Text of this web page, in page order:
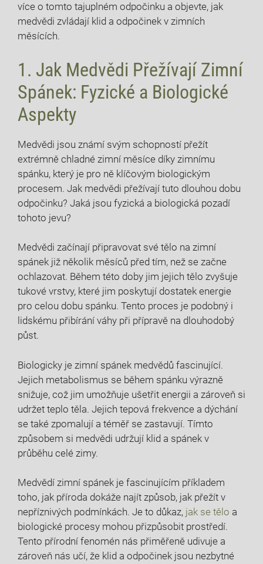
více o tomto tajuplném odpočinku a​ objevte,⁢ jak
medvědi zvládají‌ klid a odpočinek v zimních
měsících.
1. Jak Medvědi Přežívají Zimní
Spánek: Fyzické a Biologické
Aspekty
Medvědi jsou ​známí ​svým schopností ​přežít
extrémně chladné zimní měsíce díky zimnímu
spánku, který je pro ně ⁤klíčovým biologickým
procesem. Jak medvědi přežívají tuto dlouhou dobu‌
odpočinku? Jaká jsou fyzická a biologická ​pozadí
tohoto jevu?
Medvědi začínají připravovat své tělo na zimní
spánek již několik měsíců před tím, než se začne
‌ochlazovat. Během této doby jim jejich tělo zvyšuje
tukové⁢ vrstvy, které‌ jim poskytují dostatek energie
pro celou dobu spánku. Tento proces je podobný i
⁢lidskému přibírání váhy ​při přípravě na⁣ dlouhodobý
půst.
Biologicky je zimní⁤ spánek medvědů fascinující.
Jejich metabolismus se během spánku výrazně
snižuje,‌ což jim umožňuje ušetřit ‌energii a zároveň si
udržet teplo těla.⁤ Jejich tepová frekvence a dýchání
se také zpomalují‍ a téměř se zastavují. Tímto
způsobem si medvědi udržují klid⁣ a spánek v
průběhu celé zimy.
Medvědí zimní ⁤spánek je fascinujícím příkladem
toho, jak příroda ⁣dokáže najít způsob, jak přežít v
nepříznivých podmínkách. Je to důkaz, jak se tělo a
biologické‍ procesy mohou přizpůsobit prostředí.
Tento⁤ přírodní fenomén nás přiměřeně udivuje a
⁤zároveň nás učí, ⁤že klid a odpočinek ‍jsou nezbytné